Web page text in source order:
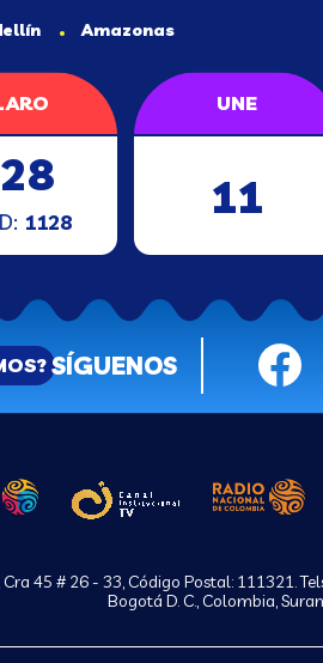
Amazonas
1128
UNE
11
SÍGUENOS
45 # 26 - 33, Código Postal: 111321.
Bogotá D. C., Colombia,